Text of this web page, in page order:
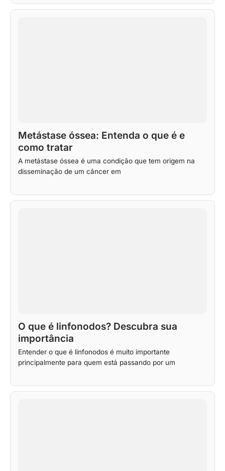
Metástase óssea: Entenda o que é e
como tratar
A metástase óssea é uma condição que tem origem na
disseminação de um câncer em
O que é linfonodos? Descubra sua
importância
Entender o que é linfonodos é muito importante
principalmente para quem está passando por um